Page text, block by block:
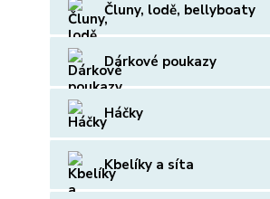
Čluny, lodě, bellyboaty
Dárkové poukazy
Háčky
Kbelíky a síta